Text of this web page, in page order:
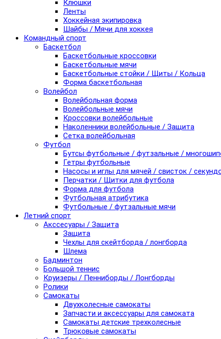
Клюшки
Ленты
Хоккейная экипировка
Шайбы / Мячи для хоккея
Командный спорт
Баскетбол
Баскетбольные кроссовки
Баскетбольные мячи
Баскетбольные стойки / Щиты / Кольца
Форма баскетбольная
Волейбол
Волейбольная форма
Волейбольные мячи
Кроссовки волейбольные
Наколенники волейбольные / Защита
Сетка волейбольная
Футбол
Бутсы футбольные / футзальные /
Гетры футбольные
Насосы и иглы для мячей / свисток /
Перчатки / Щитки для футбола
Форма для футбола
Футбольная атрибутика
Футбольные / футзальные мячи
Летний спорт
Акссесуары / Защита
Защита
Чехлы для скейтборда / лонгборда
Шлема
Бадминтон
Большой теннис
Круизеры / Пенниборды / Лонгборды
Ролики
Самокаты
Двухколесные самокаты
Запчасти и аксессуары для самоката
Самокаты детские трехколесные
Трюковые самокаты